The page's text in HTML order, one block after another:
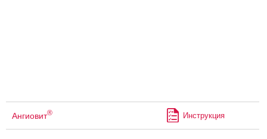
Ангиовит® Инструкция